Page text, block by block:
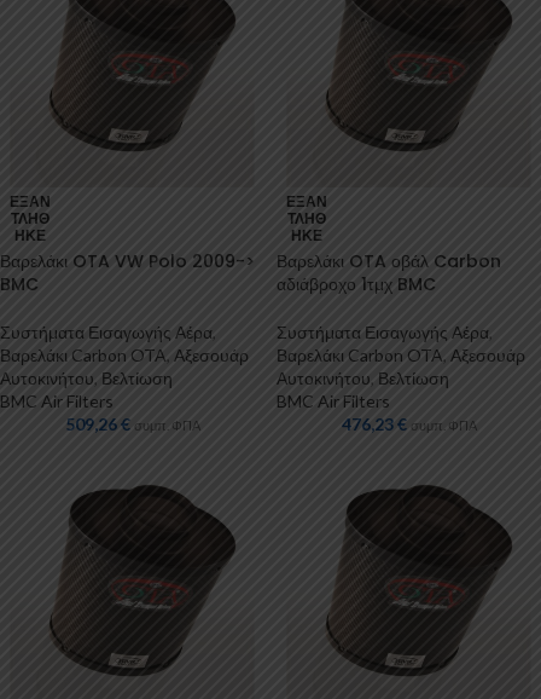
ΕΞΑΝ
ΤΛΉΘ
ΗΚΕ
Βαρελάκι OTA VW Polo 2009->
BMC
Συστήματα Εισαγωγής Αέρα,
Βαρελάκι Carbon OTA, Αξεσουάρ
Αυτοκινήτου, Βελτίωση
BMC Air Filters
509,26€ συμπ. ΦΠΑ
ΕΞΑΝ
ΤΛΉΘ
ΗΚΕ
Βαρελάκι OTA οβάλ Carbon
αδιάβροχο 1τμχ BMC
Συστήματα Εισαγωγής Αέρα
Βαρελάκι Carbon OTA, Αξεσουάρ
Αυτοκινήτου Βελτίωση
BMC Air Filters
476,23€ συμπ. ΦΠΑ